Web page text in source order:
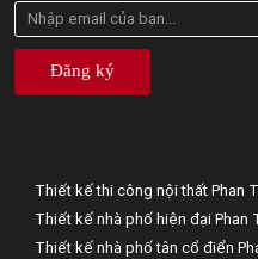
Đăng ký
Thiết kế thi công nội thất Phan
Thiết kế nhà phố hiện đại Phan
Thiết kế nhà phố tân cổ điển